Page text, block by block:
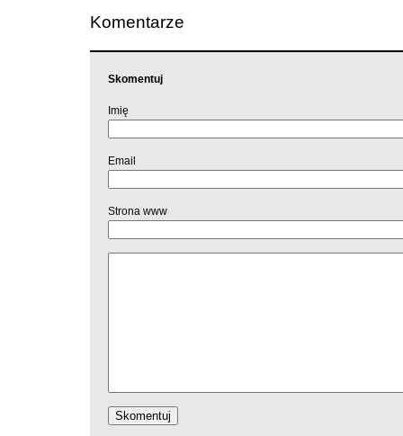
Komentarze
Skomentuj
Imię
Email
Strona www